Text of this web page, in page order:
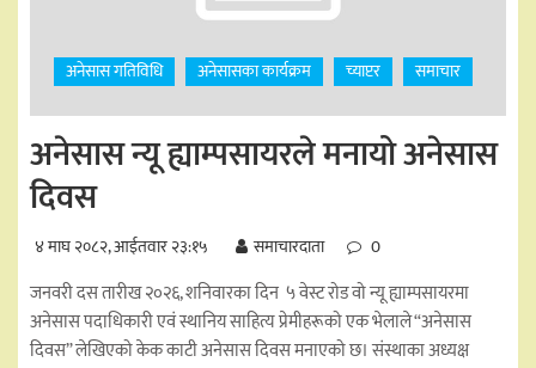
अनेसास गतिविधि अनेसासका कार्यक्रम च्याप्टर समाचार
अनेसास न्यू ह्याम्पसायरले मनायो अनेसास
दिवस
४ माघ २०८२, आईतवार २३:१५ समाचारदाता 0
जनवरी दस तारीख २०२६, शनिवारका दिन ५ वेस्ट रोड वो न्यू ह्याम्पसायरमा
अनेसास पदाधिकारी एवं स्थानिय साहित्य प्रेमीहरूको एक भेलाले “अनेसास
दिवस” लेखिएको केक काटी अनेसास दिवस मनाएको छ। संस्थाका अध्यक्ष